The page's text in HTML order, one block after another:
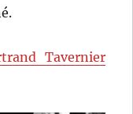
Tavernier